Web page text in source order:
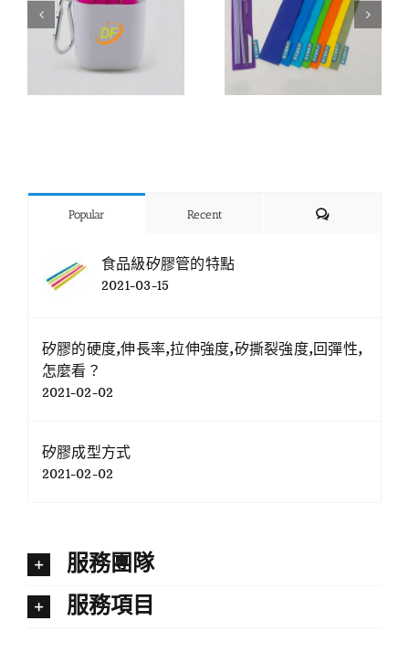
Popular Recent Comments
食品級矽膠管的特點
2021-03-15
矽膠的硬度,伸長率,拉伸強度,矽撕裂強度,回彈性,
怎麼看？
2021-02-02
矽膠成型方式
2021-02-02
服務團隊
服務項目